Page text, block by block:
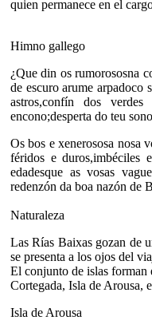
quien permanece en el
Himno gallego
¿Que din os rumorososna
de escuro arume arpadoco
astros,confín dos
encono;desperta do teu
Os bos e xenerososa nosa
féridos e duros,imbéciles
edadesque as vosas
redenzón da boa nazón de
Naturaleza
Las Rías Baixas gozan de
se presenta a los ojos del
El conjunto de islas forman
Cortegada, Isla de Arousa,
Isla de Arousa